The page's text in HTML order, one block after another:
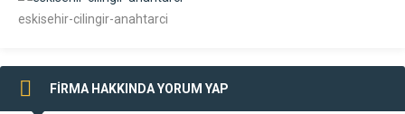
eskisehir-cilingir-anahtarci
FİRMA HAKKINDA YORUM YAP